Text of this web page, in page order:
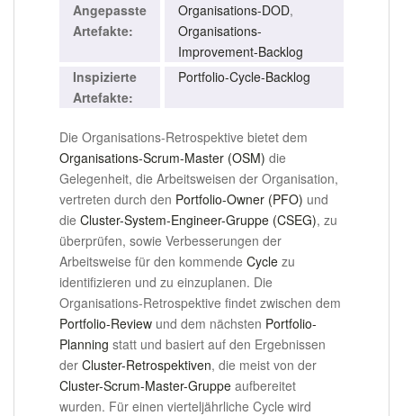
Angepasste
Artefakte:
Organisations-DOD,
Organisations-
Improvement-Backlog
Inspizierte
Artefakte:
Portfolio-Cycle-Backlog
Die Organisations-Retrospektive bietet dem
Organisations-Scrum-Master (OSM) die
Gelegenheit, die Arbeitsweisen der Organisation,
vertreten durch den Portfolio-Owner (PFO) und
die Cluster-System-Engineer-Gruppe (CSEG), zu
überprüfen, sowie Verbesserungen der
Arbeitsweise für den kommende Cycle zu
identifizieren und zu einzuplanen. Die
Organisations-Retrospektive findet zwischen dem
Portfolio-Review und dem nächsten Portfolio-
Planning statt und basiert auf den Ergebnissen
der Cluster-Retrospektiven, die meist von der
Cluster-Scrum-Master-Gruppe aufbereitet
wurden. Für einen vierteljährliche Cycle wird